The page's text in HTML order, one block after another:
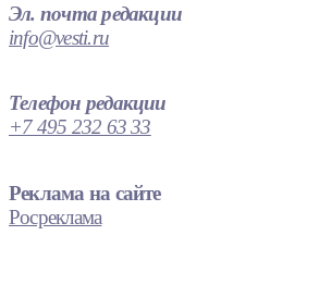
Эл. почта редакции
info@vesti.ru
Телефон редакции
+7 495 232 63 33
Реклама на сайте
Росреклама